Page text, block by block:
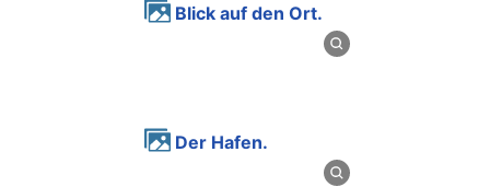
Blick auf den Ort.
Der Hafen.